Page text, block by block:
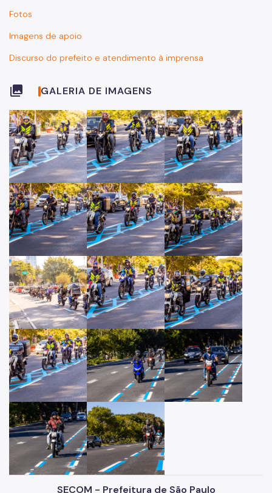
Fotos
Imagens de apoio
Discurso do prefeito e atendimento à imprensa
collections GALERIA DE IMAGENS
SECOM - Prefeitura de São Paulo